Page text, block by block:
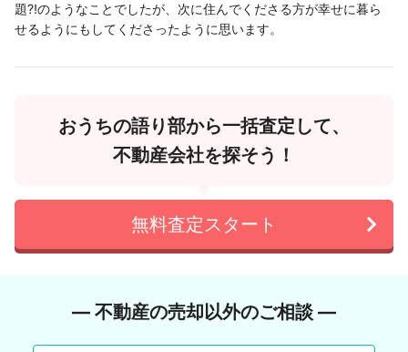
題⁈のようなことでしたが、次に住んでくださる方が幸せに暮ら
せるようにもしてくださったように思います。
おうちの語り部から一括査定して、
不動産会社を探そう！
無料査定スタート
― 不動産の売却以外のご相談 ―